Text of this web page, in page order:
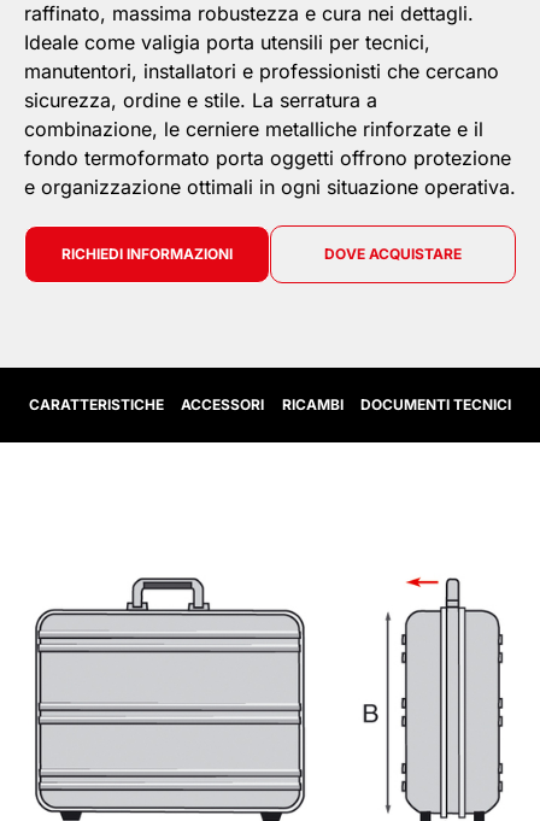
raffinato, massima robustezza e cura nei dettagli.
Ideale come valigia porta utensili per tecnici,
manutentori, installatori e professionisti che cercano
sicurezza, ordine e stile. La serratura a
combinazione, le cerniere metalliche rinforzate e il
fondo termoformato porta oggetti offrono protezione
e organizzazione ottimali in ogni situazione operativa.
RICHIEDI INFORMAZIONI DOVE ACQUISTARE
CARATTERISTICHE ACCESSORI RICAMBI DOCUMENTI TECNICI